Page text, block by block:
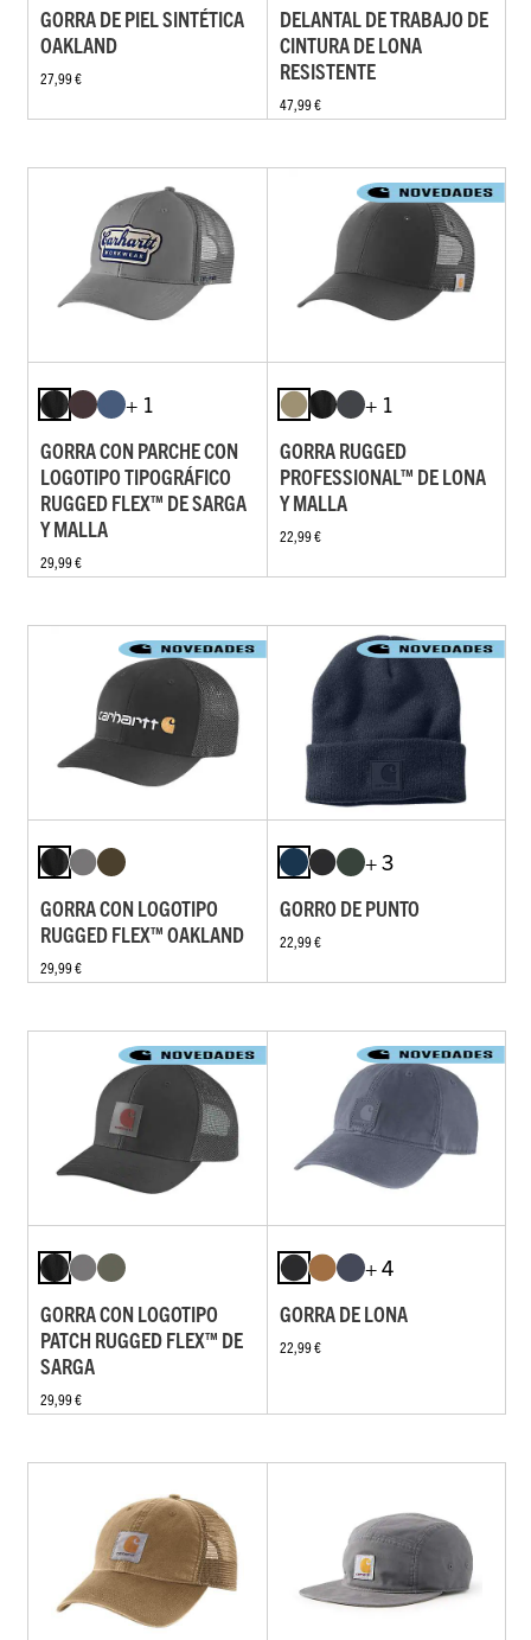
GORRA DE PIEL SINTÉTICA
OAKLAND
27,99 €
DELANTAL DE TRABAJO DE
CINTURA DE LONA
RESISTENTE
47,99 €
+ 1
GORRA CON PARCHE CON
LOGOTIPO TIPOGRÁFICO
RUGGED FLEX™ DE SARGA
Y MALLA
29,99 €
+ 1
GORRA RUGGED
PROFESSIONAL™ DE LONA
Y MALLA
22,99 €
GORRA CON LOGOTIPO
RUGGED FLEX™ OAKLAND
29,99 €
+ 3
GORRO DE PUNTO
22,99 €
GORRA CON LOGOTIPO
PATCH RUGGED FLEX™ DE
SARGA
29,99 €
+ 4
GORRA DE LONA
22,99 €